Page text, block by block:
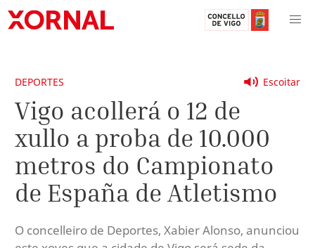
Escoitar
DEPORTES
Vigo acollerá o 12 de
xullo a proba de 10.000
metros do Campionato
de España de Atletismo
O concelleiro de Deportes, Xabier Alonso, anunciou